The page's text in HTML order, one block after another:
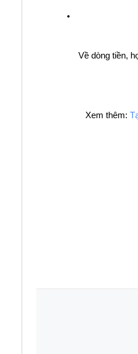
Về dòng tiền,
	Xem thêm: